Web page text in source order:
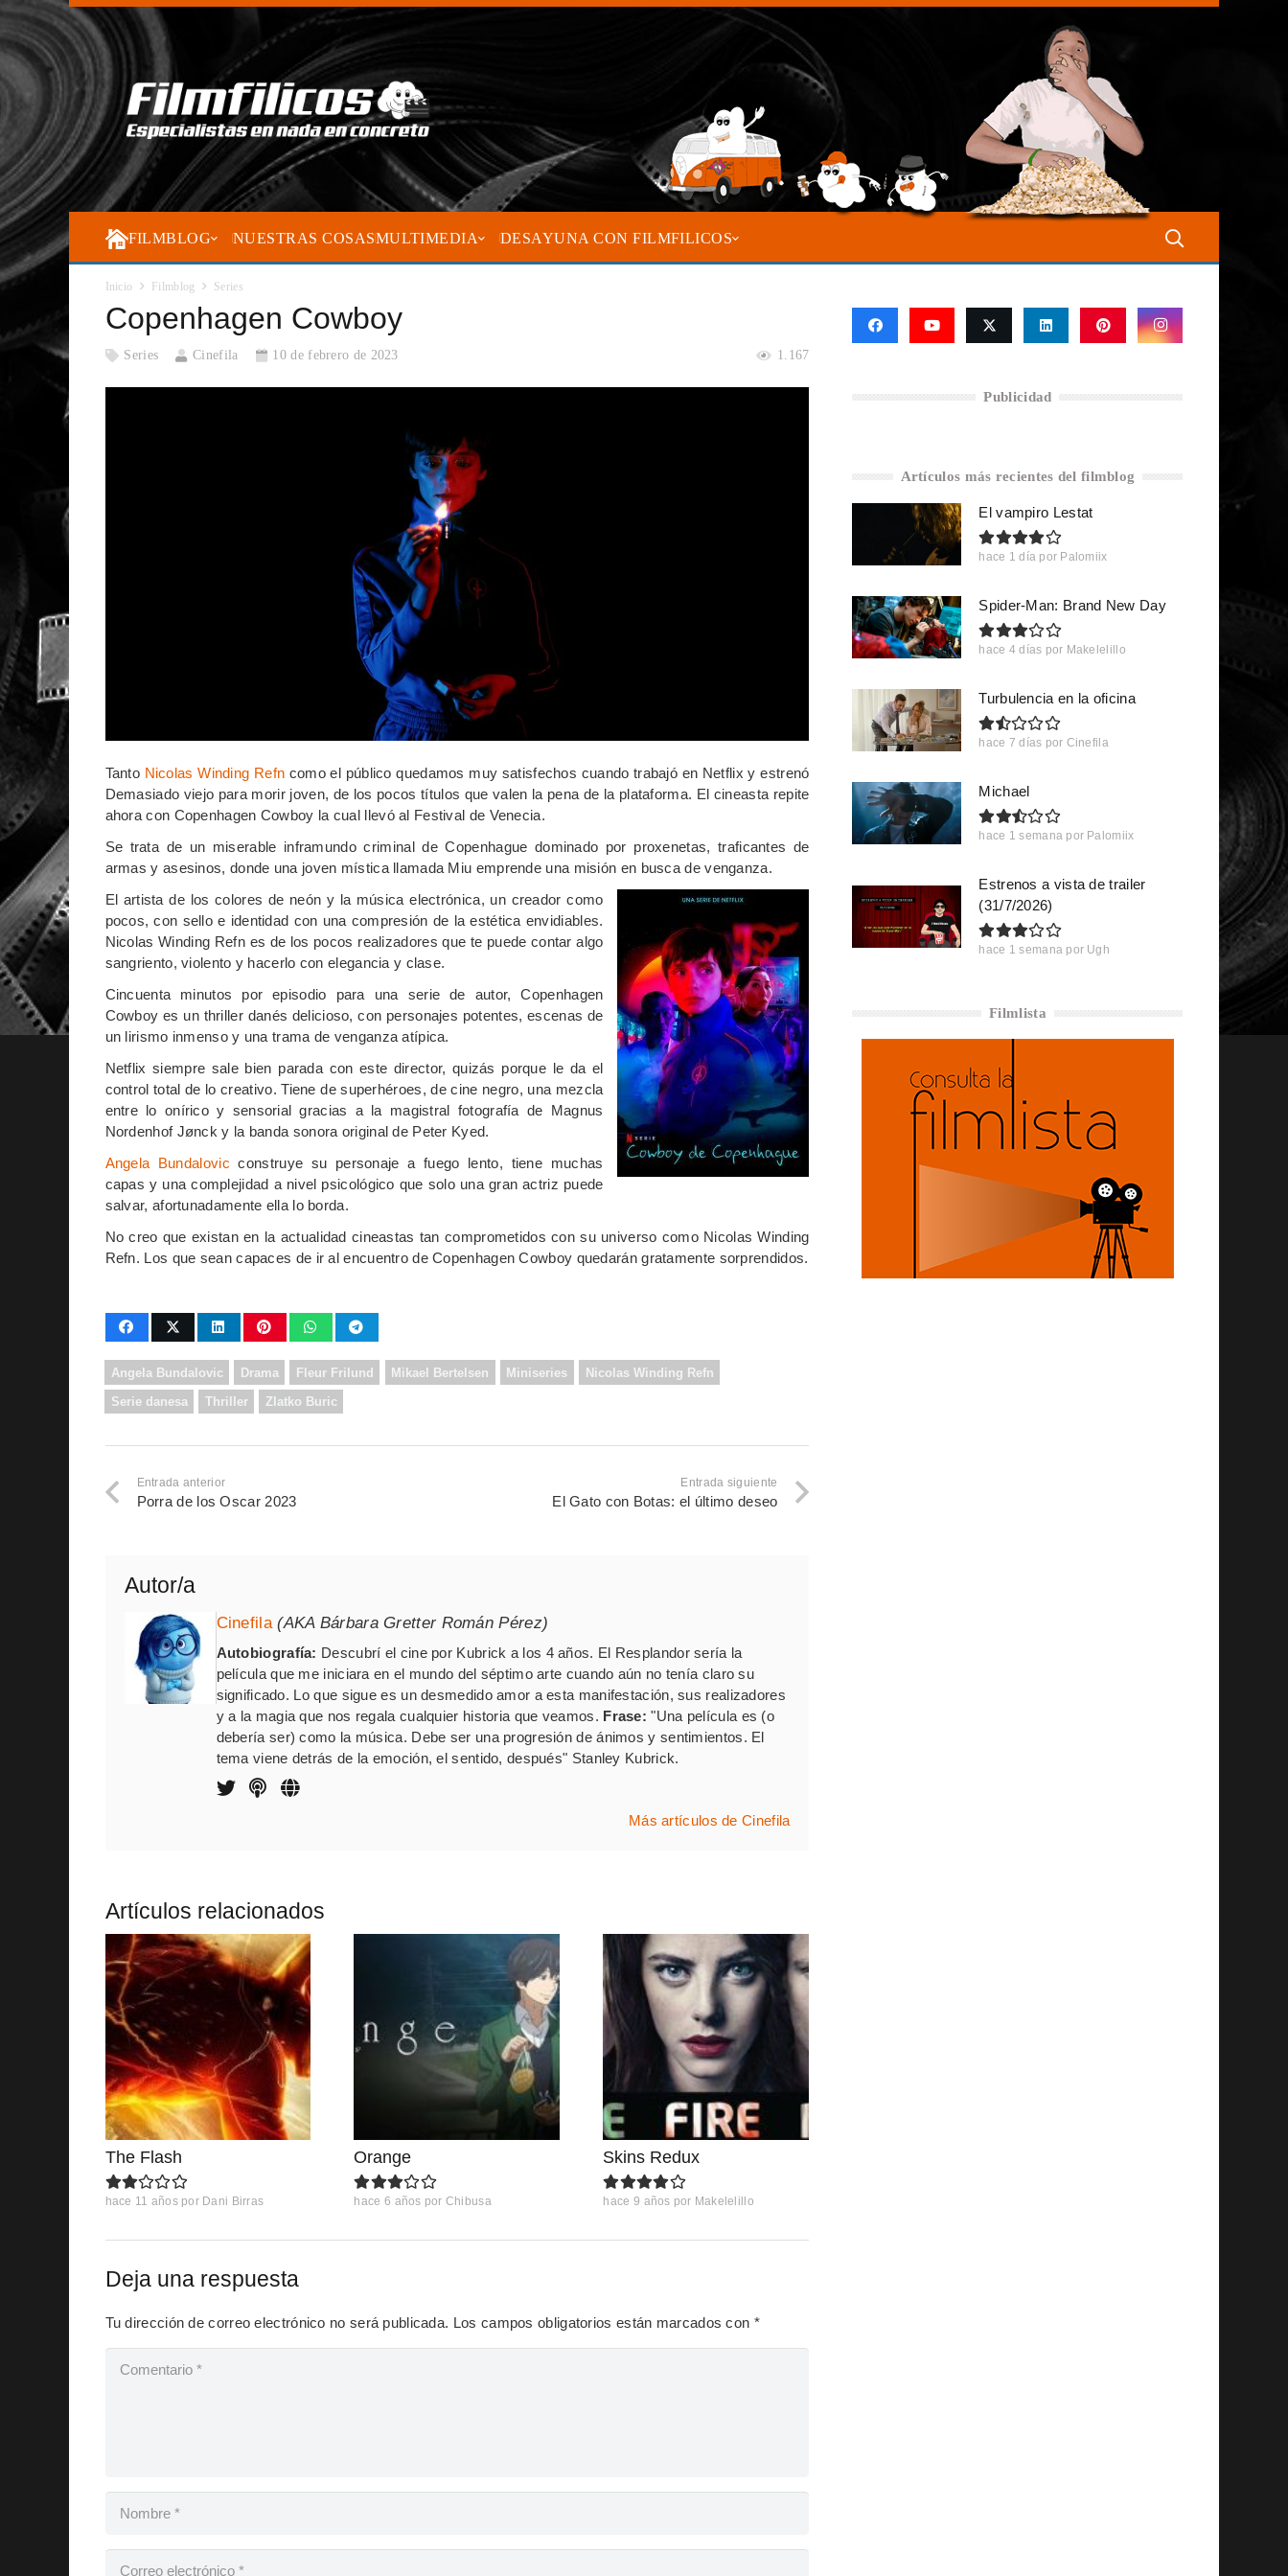
FILMBLOG NUESTRAS COSASMULTIMEDIA DESAYUNA CON FILMFILICOS
Inicio Filmblog Series
Copenhagen Cowboy
Series Cinefila 10 de febrero de 2023 1.167
Tanto Nicolas Winding Refn como el público quedamos muy satisfechos cuando trabajó en Netflix y estrenó
Demasiado viejo para morir joven, de los pocos títulos que valen la pena de la plataforma. El cineasta repite
ahora con Copenhagen Cowboy la cual llevó al Festival de Venecia.
Se trata de un miserable inframundo criminal de Copenhague dominado por proxenetas, traficantes de
armas y asesinos, donde una joven mística llamada Miu emprende una misión en busca de venganza.
El artista de los colores de neón y la música electrónica, un creador como
pocos, con sello e identidad con una compresión de la estética envidiables.
Nicolas Winding Refn es de los pocos realizadores que te puede contar algo
sangriento, violento y hacerlo con elegancia y clase.
Cincuenta minutos por episodio para una serie de autor, Copenhagen
Cowboy es un thriller danés delicioso, con personajes potentes, escenas de
un lirismo inmenso y una trama de venganza atípica.
Netflix siempre sale bien parada con este director, quizás porque le da el
control total de lo creativo. Tiene de superhéroes, de cine negro, una mezcla
entre lo onírico y sensorial gracias a la magistral fotografía de Magnus
Nordenhof Jønck y la banda sonora original de Peter Kyed.
Angela Bundalovic construye su personaje a fuego lento, tiene muchas
capas y una complejidad a nivel psicológico que solo una gran actriz puede
salvar, afortunadamente ella lo borda.
No creo que existan en la actualidad cineastas tan comprometidos con su universo como Nicolas Winding
Refn. Los que sean capaces de ir al encuentro de Copenhagen Cowboy quedarán gratamente sorprendidos.
Angela Bundalovic Drama Fleur Frilund Mikael Bertelsen Miniseries Nicolas Winding Refn
Serie danesa Thriller Zlatko Buric
Entrada anterior
Porra de los Oscar 2023
Entrada siguiente
El Gato con Botas: el último deseo
Autor/a
Cinefila (AKA Bárbara Gretter Román Pérez)
Autobiografía: Descubrí el cine por Kubrick a los 4 años. El Resplandor sería la
película que me iniciara en el mundo del séptimo arte cuando aún no tenía claro su
significado. Lo que sigue es un desmedido amor a esta manifestación, sus realizadores
y a la magia que nos regala cualquier historia que veamos. Frase: "Una película es (o
debería ser) como la música. Debe ser una progresión de ánimos y sentimientos. El
tema viene detrás de la emoción, el sentido, después" Stanley Kubrick.
Más artículos de Cinefila
Artículos relacionados
The Flash
hace 11 años por Dani Birras
Orange
hace 6 años por Chibusa
Skins Redux
hace 9 años por Makelelillo
Deja una respuesta
Tu dirección de correo electrónico no será publicada. Los campos obligatorios están marcados con *
Publicidad
Artículos más recientes del filmblog
El vampiro Lestat
hace 1 día por Palomiix
Spider-Man: Brand New Day
hace 4 días por Makelelillo
Turbulencia en la oficina
hace 7 días por Cinefila
Michael
hace 1 semana por Palomiix
Estrenos a vista de trailer
(31/7/2026)
hace 1 semana por Ugh
Filmlista